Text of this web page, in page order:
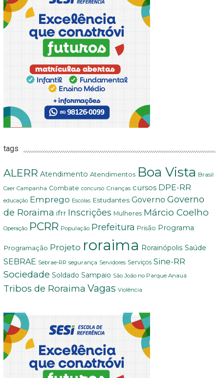
tags
ALERR Atendimento Atendimentos Boa Vista Brasil
Caer Campanha Combate concurso Crianças cursos DPE-RR
educação Emprego Escolas Estudantes Governo Governo
de Roraima ifrr Inscrições Mulheres Márcio Coelho
Operação PCRR População Prefeitura Prisão Programa
Programação Projeto roraima Rorainópolis Saúde
SEBRAE Sebrae-RR segurança Servidores Serviços Sine-RR
Sociedade Soldado Sampaio São João no Parque Anauá
Tribos de Roraima Vagas Violência